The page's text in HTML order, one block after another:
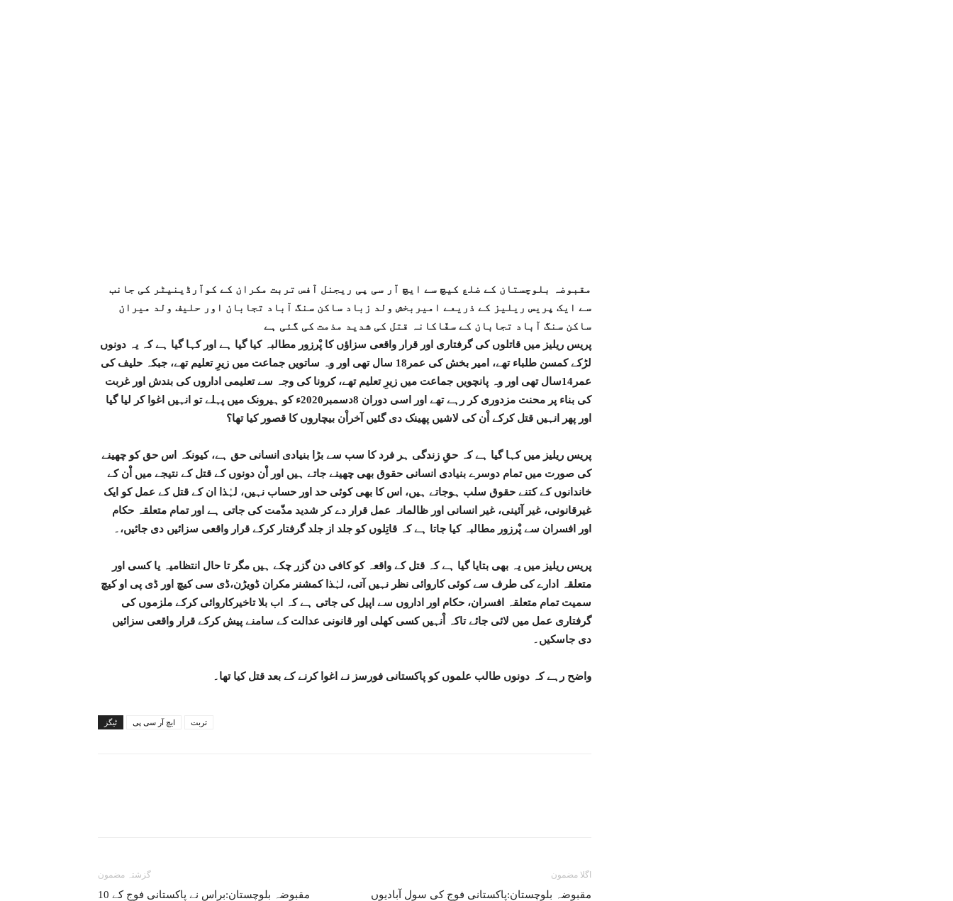
مقبوضہ بلوچستان کے ضلع کیچ سے ایچ آر سی پی ریجنل آفس تربت مکران کے کوآرڈینیٹر کی جانب
سے ایک پریس ریلیز کے ذریعے امیربخش ولد زباد ساکن سنگ آباد تجابان اور حلیف ولد میران
ساکن سنگ آباد تجابان کے سفّاکانہ قتل کی شدید مذمت کی گئی ہے
پریس ریلیز میں قاتلوں کی گرفتاری اور قرار واقعی سزاؤں کا پْرزور مطالبہ کیا گیا ہے اور کہا گیا ہے کہ یہ دونوں
لڑکے کمسن طلباء تھے، امیر بخش کی عمر18 سال تھی اور وہ ساتویں جماعت میں زیرِ تعلیم تھے، جبکہ حلیف کی
عمر14سال تھی اور وہ پانچویں جماعت میں زیرِ تعلیم تھے، کرونا کی وجہ سے تعلیمی اداروں کی بندش اور غربت
کی بناء پر محنت مزدوری کر رہے تھے اور اسی دوران 8دسمبر2020ء کو ہیرونک میں پہلے تو انہیں اغوا کر لیا گیا
اور پھر انہیں قتل کرکے اْن کی لاشیں پھینک دی گئیں آخراْن بیچاروں کا قصور کیا تھا؟
پریس ریلیز میں کہا گیا ہے کہ حقِ زندگی ہر فرد کا سب سے بڑا بنیادی انسانی حق ہے، کیونکہ اس حق کو چھینے
کی صورت میں تمام دوسرے بنیادی انسانی حقوق بھی چھینے جاتے ہیں اور اْن دونوں کے قتل کے نتیجے میں اْن کے
خاندانوں کے کتنے حقوق سلب ہوجاتے ہیں، اس کا بھی کوئی حد اور حساب نہیں، لہٰذا ان کے قتل کے عمل کو ایک
غیرقانونی، غیر آئینی، غیر انسانی اور ظالمانہ عمل قرار دے کر شدید مذّمت کی جاتی ہے اور تمام متعلقہ حکام
اور افسران سے پْرزور مطالبہ کیا جاتا ہے کہ قاتِلوں کو جلد از جلد گرفتار کرکے قرار واقعی سزائیں دی جائیں،۔
پریس ریلیز میں یہ بھی بتایا گیا ہے کہ قتل کے واقعہ کو کافی دن گزر چکے ہیں مگر تا حال انتظامیہ یا کسی اور
متعلقہ ادارے کی طرف سے کوئی کاروائی نظر نہیں آتی، لہٰذا کمشنر مکران ڈویڑن،ڈی سی کیچ اور ڈی پی او کیچ
سمیت تمام متعلقہ افسران، حکام اور اداروں سے اپیل کی جاتی ہے کہ اب بلا تاخیرکاروائی کرکے ملزموں کی
گرفتاری عمل میں لائی جائے تاکہ اْنہیں کسی کھلی اور قانونی عدالت کے سامنے پیش کرکے قرار واقعی سزائیں
دی جاسکیں۔
واضح رہے کہ دونوں طالب علموں کو پاکستانی فورسز نے اغوا کرنے کے بعد قتل کیا تھا۔
ٹیگز ایچ آر سی پی تربت
گزشتہ مضمون
مقبوضہ بلوچستان:براس نے پاکستانی فوج کے 10
اگلا مضمون
مقبوضہ بلوچستان:پاکستانی فوج کی سول آبادیوں